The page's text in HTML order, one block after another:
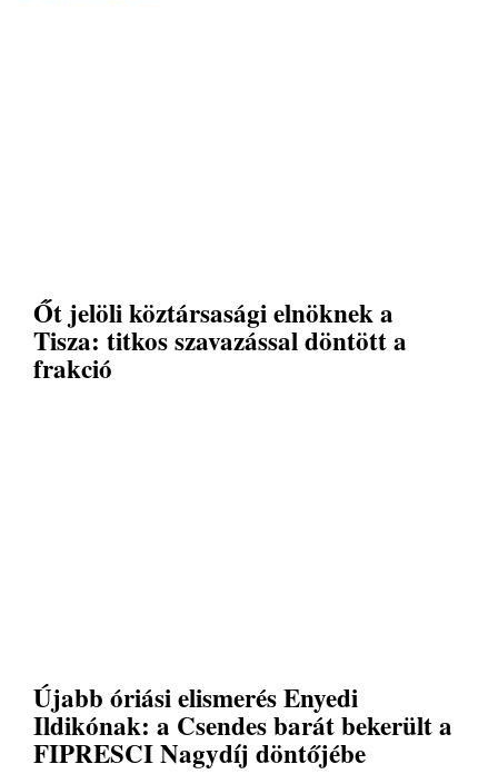
Őt jelöli köztársasági elnöknek a
Tisza: titkos szavazással döntött a
frakció
Újabb óriási elismerés Enyedi
Ildikónak: a Csendes barát bekerült a
FIPRESCI Nagydíj döntőjébe